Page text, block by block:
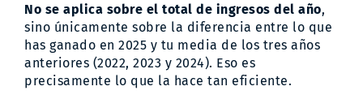
No se aplica sobre el total de ingresos del año,
sino únicamente sobre la diferencia entre lo que
has ganado en 2025 y tu media de los tres años
anteriores (2022, 2023 y 2024). Eso es
precisamente lo que la hace tan eficiente.